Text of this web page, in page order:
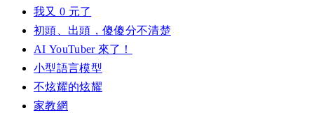
我又 0 元了
初頭、出頭，傻傻分不清楚
AI YouTuber 來了！
小型語言模型
不炫耀的炫耀
家教網